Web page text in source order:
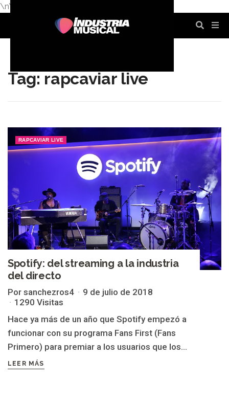
\n\n
Tag: rapcaviar live
RAPCAVIAR LIVE
Spotify: del streaming a la industria
del directo
Por sanchezros4
9 de julio de 2018
1290 Visitas
Hace ya más de un año que Spotify empezó a
funcionar con su programa Fans First (Fans
Primero) para premiar a los usuarios que los...
LEER MÁS